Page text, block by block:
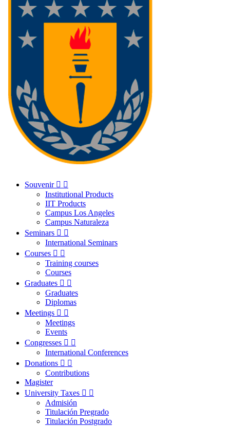
Souvenir  
Institutional Products
IIT Products
Campus Los Angeles
Campus Naturaleza
Seminars  
International Seminars
Courses  
Training courses
Courses
Graduates  
Graduates
Diplomas
Meetings  
Meetings
Events
Congresses  
International Conferences
Donations  
Contributions
Magister
University Taxes  
Admisión
Titulación Pregrado
Titulación Postgrado